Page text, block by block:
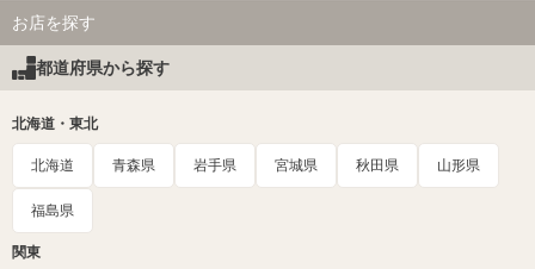
お店を探す
都道府県から探す
北海道・東北
北海道 青森県 岩手県 宮城県 秋田県 山形県
福島県
関東